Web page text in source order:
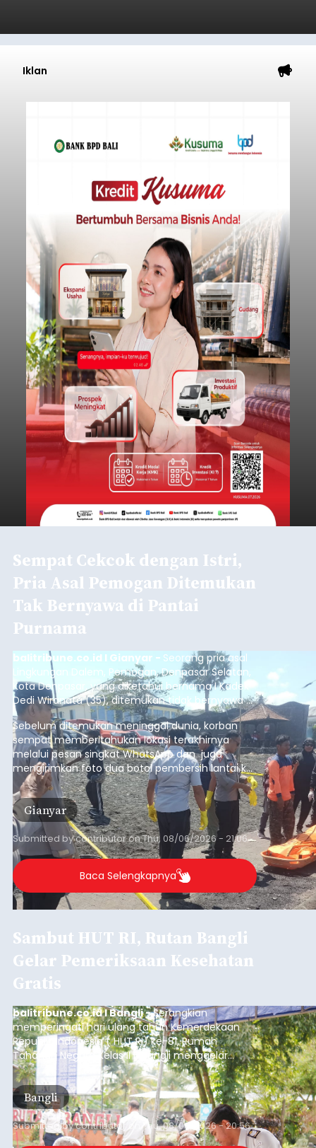
Iklan
Sempat Cekcok dengan Istri,
Pria Asal Pemogan Ditemukan
Tak Bernyawa di Pantai
Purnama
balitribune.co.id I Gianyar - Seorang pria asal
Lingkungan Dalem, Pemogan, Denpasar Selatan,
Kota Denpasar, yang diketahui bernama I Kadek
Dedi Wiranata (35), ditemukan tidak bernyawa di
pesisir Pantai Purnama, Sukawati.
Sebelum ditemukan meninggal dunia, korban
sempat memberitahukan lokasi terakhirnya
melalui pesan singkat WhatsApp dan juga
mengirimkan foto dua botol pembersih lantai ke
istrinya.
Gianyar
Submitted bycontributoronThu, 08/06/2026 - 21:06
Baca Selengkapnya
Sambut HUT RI, Rutan Bangli
Gelar Pemeriksaan Kesehatan
Gratis
balitribune.co.id I Bangli -Serangkian
memperingati hari ulang tahun Kemerdekaan
Republik Indonesia ( HUT RI) ke-81, Rumah
Tahanan Negara Kelas II B Bangli menggelar
kegiatan pemeriksaan kesehatan gratis, Rabu
(6/8/2026).
Bangli
Submitted bycontributor Thu, 08/06/2026 - 20:56